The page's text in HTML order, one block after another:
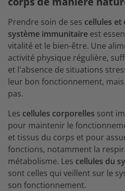
Prendre soin de ses cellules et
système immunitaire est
vitalité et le bien-être. Une
activité physique régulière,
et l'absence de situations
leur bon fonctionnement,
pas.
Les cellules corporelles sont
pour maintenir le
et tissus du corps et pour
fonctions, notamment la
métabolisme. Les cellules du
sont celles qui veillent sur le
son fonctionnement.